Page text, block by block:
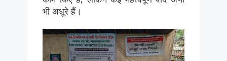
भी अधूरे हैं।